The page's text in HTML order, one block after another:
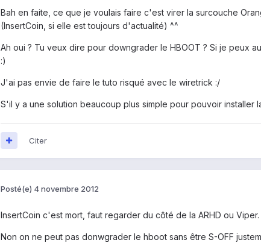
Bah en faite, ce que je voulais faire c'est virer la surcouche
(InsertCoin, si elle est toujours d'actualité) ^^
Ah oui ? Tu veux dire pour downgrader le HBOOT ? Si je peux
:)
J'ai pas envie de faire le tuto risqué avec le wiretrick :/
S'il y a une solution beaucoup plus simple pour pouvoir installer
Citer
Posté(e) 4 novembre 2012
InsertCoin c'est mort, faut regarder du côté de la ARHD ou Viper.
Non on ne peut pas donwgrader le hboot sans être S-OFF